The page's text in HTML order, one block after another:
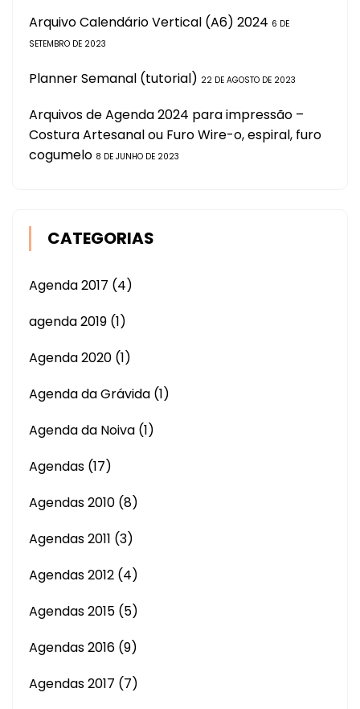
Arquivo Calendário Vertical (A6) 2024 6 DE
SETEMBRO DE 2023
Planner Semanal (tutorial) 22 DE AGOSTO DE 2023
Arquivos de Agenda 2024 para impressão –
Costura Artesanal ou Furo Wire-o, espiral, furo
cogumelo 8 DE JUNHO DE 2023
CATEGORIAS
Agenda 2017 (4)
agenda 2019 (1)
Agenda 2020 (1)
Agenda da Grávida (1)
Agenda da Noiva (1)
Agendas (17)
Agendas 2010 (8)
Agendas 2011 (3)
Agendas 2012 (4)
Agendas 2015 (5)
Agendas 2016 (9)
Agendas 2017 (7)